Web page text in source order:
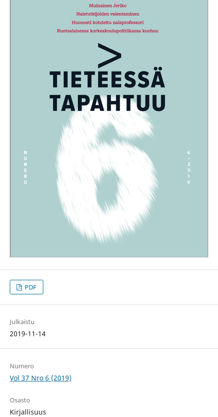
PDF
Julkaistu
2019-11-14
Numero
Vol 37 Nro 6 (2019)
Osasto
Kirjallisuus